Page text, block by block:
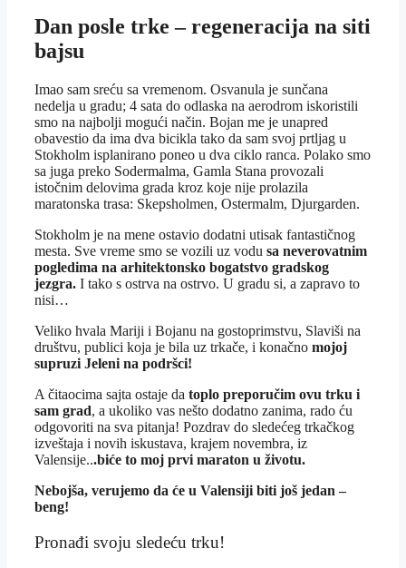
Dan posle trke – regeneracija na siti
bajsu
Imao sam sreću sa vremenom. Osvanula je sunčana
nedelja u gradu; 4 sata do odlaska na aerodrom iskoristili
smo na najbolji mogući način. Bojan me je unapred
obavestio da ima dva bicikla tako da sam svoj prtljag u
Stokholm isplanirano poneo u dva ciklo ranca. Polako smo
sa juga preko Sodermalma, Gamla Stana provozali
istočnim delovima grada kroz koje nije prolazila
maratonska trasa: Skepsholmen, Ostermalm, Djurgarden.
Stokholm je na mene ostavio dodatni utisak fantastičnog
mesta. Sve vreme smo se vozili uz vodu sa neverovatnim
pogledima na arhitektonsko bogatstvo gradskog
jezgra. I tako s ostrva na ostrvo. U gradu si, a zapravo to
nisi…
Veliko hvala Mariji i Bojanu na gostoprimstvu, Slaviši na
društvu, publici koja je bila uz trkače, i konačno mojoj
supruzi Jeleni na podršci!
A čitaocima sajta ostaje da toplo preporučim ovu trku i
sam grad, a ukoliko vas nešto dodatno zanima, rado ću
odgovoriti na sva pitanja! Pozdrav do sledećeg trkačkog
izveštaja i novih iskustava, krajem novembra, iz
Valensije...biće to moj prvi maraton u životu.
Nebojša, verujemo da će u Valensiji biti još jedan –
beng!
Pronađi svoju sledeću trku!